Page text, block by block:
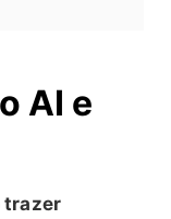
AI e
trazer